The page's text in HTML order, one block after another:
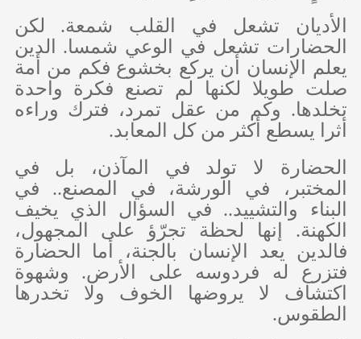
الأديان تشعل في القلب شمعة. لكن
الحضارات تشعل في الوعي شمسا. الدين
يعلم الإنسان أن يركع بخشوع فكم من أمة
صلت طويلا لكنها لم تصنع فكرة واحدة
تخلدها. وكم من عقل تمرد، فترك وراءه
أثرا يسطع أكثر من كل المعابد.
الحضارة لا تولد في المآذن، بل في
المختبر، في الورشة، في المصنع.. في
البناء والتشييد.. في السؤال الذي يخيف
الكهنة. إنها لحظة تجرّؤ على المجهول،
فالدين يعد الإنسان بالجنة، أما الحضارة
فتزرع له فردوسه على الأرض. وشهوة
اكتشاف لا يروضها الخوف ولا تخدرها
الطقوس.